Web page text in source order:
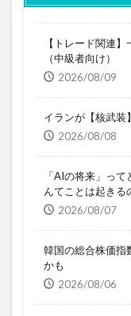
【トレード関連
（中級者向け）
2026/08/09
イランが【核武装
2026/08/08
「AIの将来」っ
んてことは起きる
2026/08/07
韓国の総合株価指
かも
2026/08/06